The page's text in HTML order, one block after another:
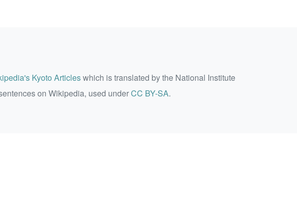
Kyoto Articleswhich is translated by the National Institute
on Wikipedia, used underCC BY-SA.